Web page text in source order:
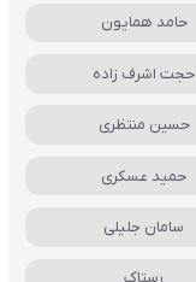
حامد همایون
حجت اشرف زاده
حسین منتظری
حمید عسکری
سامان جلیلی